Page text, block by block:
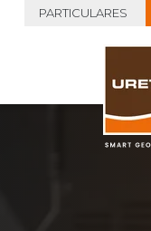
PARTICULARES